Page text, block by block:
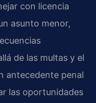
con licencia
asunto menor,
de las multas y el
antecedente penal
las oportunidades